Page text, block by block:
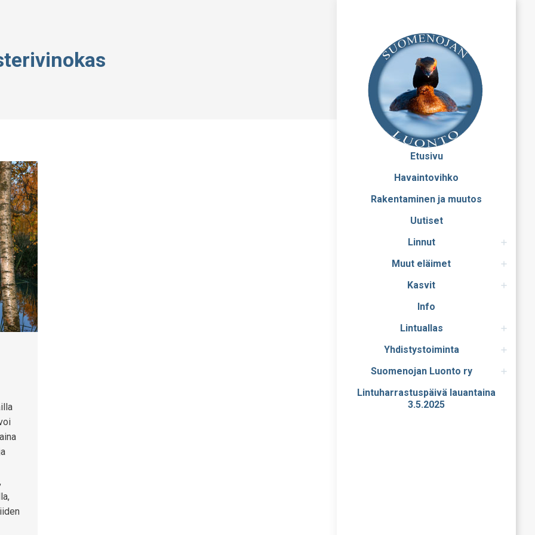
Etusivu
Havaintovihko
Rakentaminen ja muutos
Uutiset
Linnut
Muut eläimet
Kasvit
Info
Lintuallas
Yhdistystoiminta
Suomenojan Luonto ry
Lintuharrastuspäivä lauantaina
3.5.2025